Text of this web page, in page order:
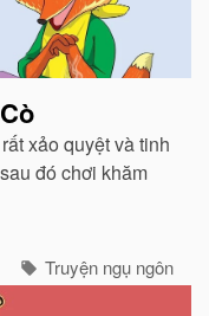
xảo quyệt và tinh
đó chơi khăm
Truyện ngụ ngôn